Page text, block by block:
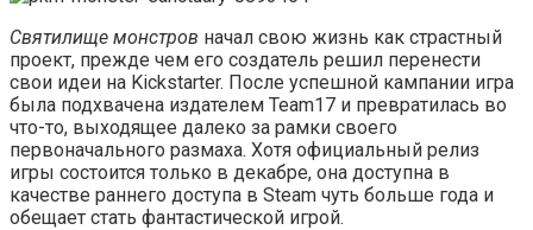
Святилище монстров начал свою жизнь как страстный
проект, прежде чем его создатель решил перенести
свои идеи на Kickstarter. После успешной кампании игра
была подхвачена издателем Team17 и превратилась во
что-то, выходящее далеко за рамки своего
первоначального размаха. Хотя официальный релиз
игры состоится только в декабре, она доступна в
качестве раннего доступа в Steam чуть больше года и
обещает стать фантастической игрой.